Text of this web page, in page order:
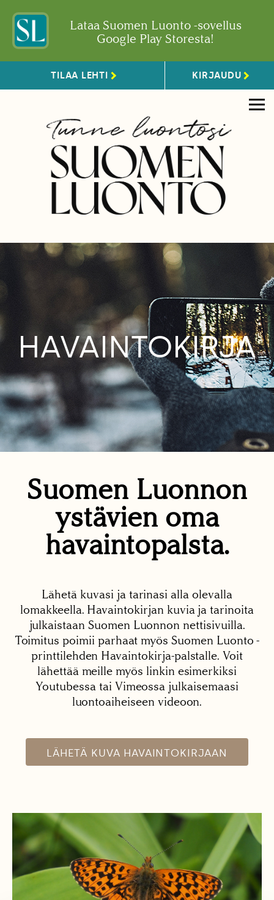
Lataa Suomen Luonto -sovellus
Google Play Storesta!
TILAA LEHTI KIRJAUDU
HAVAINTOKIRJA
Suomen Luonnon
ystävien oma
havaintopalsta.
Lähetä kuvasi ja tarinasi alla olevalla
lomakkeella. Havaintokirjan kuvia ja tarinoita
julkaistaan Suomen Luonnon nettisivuilla.
Toimitus poimii parhaat myös Suomen Luonto -
printtilehden Havaintokirja-palstalle. Voit
lähettää meille myös linkin esimerkiksi
Youtubessa tai Vimeossa julkaisemaasi
luontoaiheiseen videoon.
LÄHETÄ KUVA HAVAINTOKIRJAAN